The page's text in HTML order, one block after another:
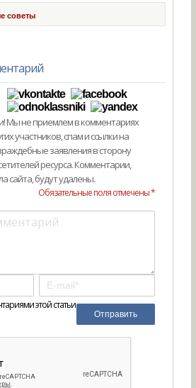
советы
Мы не приемлем в комментариях
участников, спам и ссылки на
заявления в сторону
ресурса. Комментарии,
будут удалены.
Обязательные поля отмечены *
этой статьи